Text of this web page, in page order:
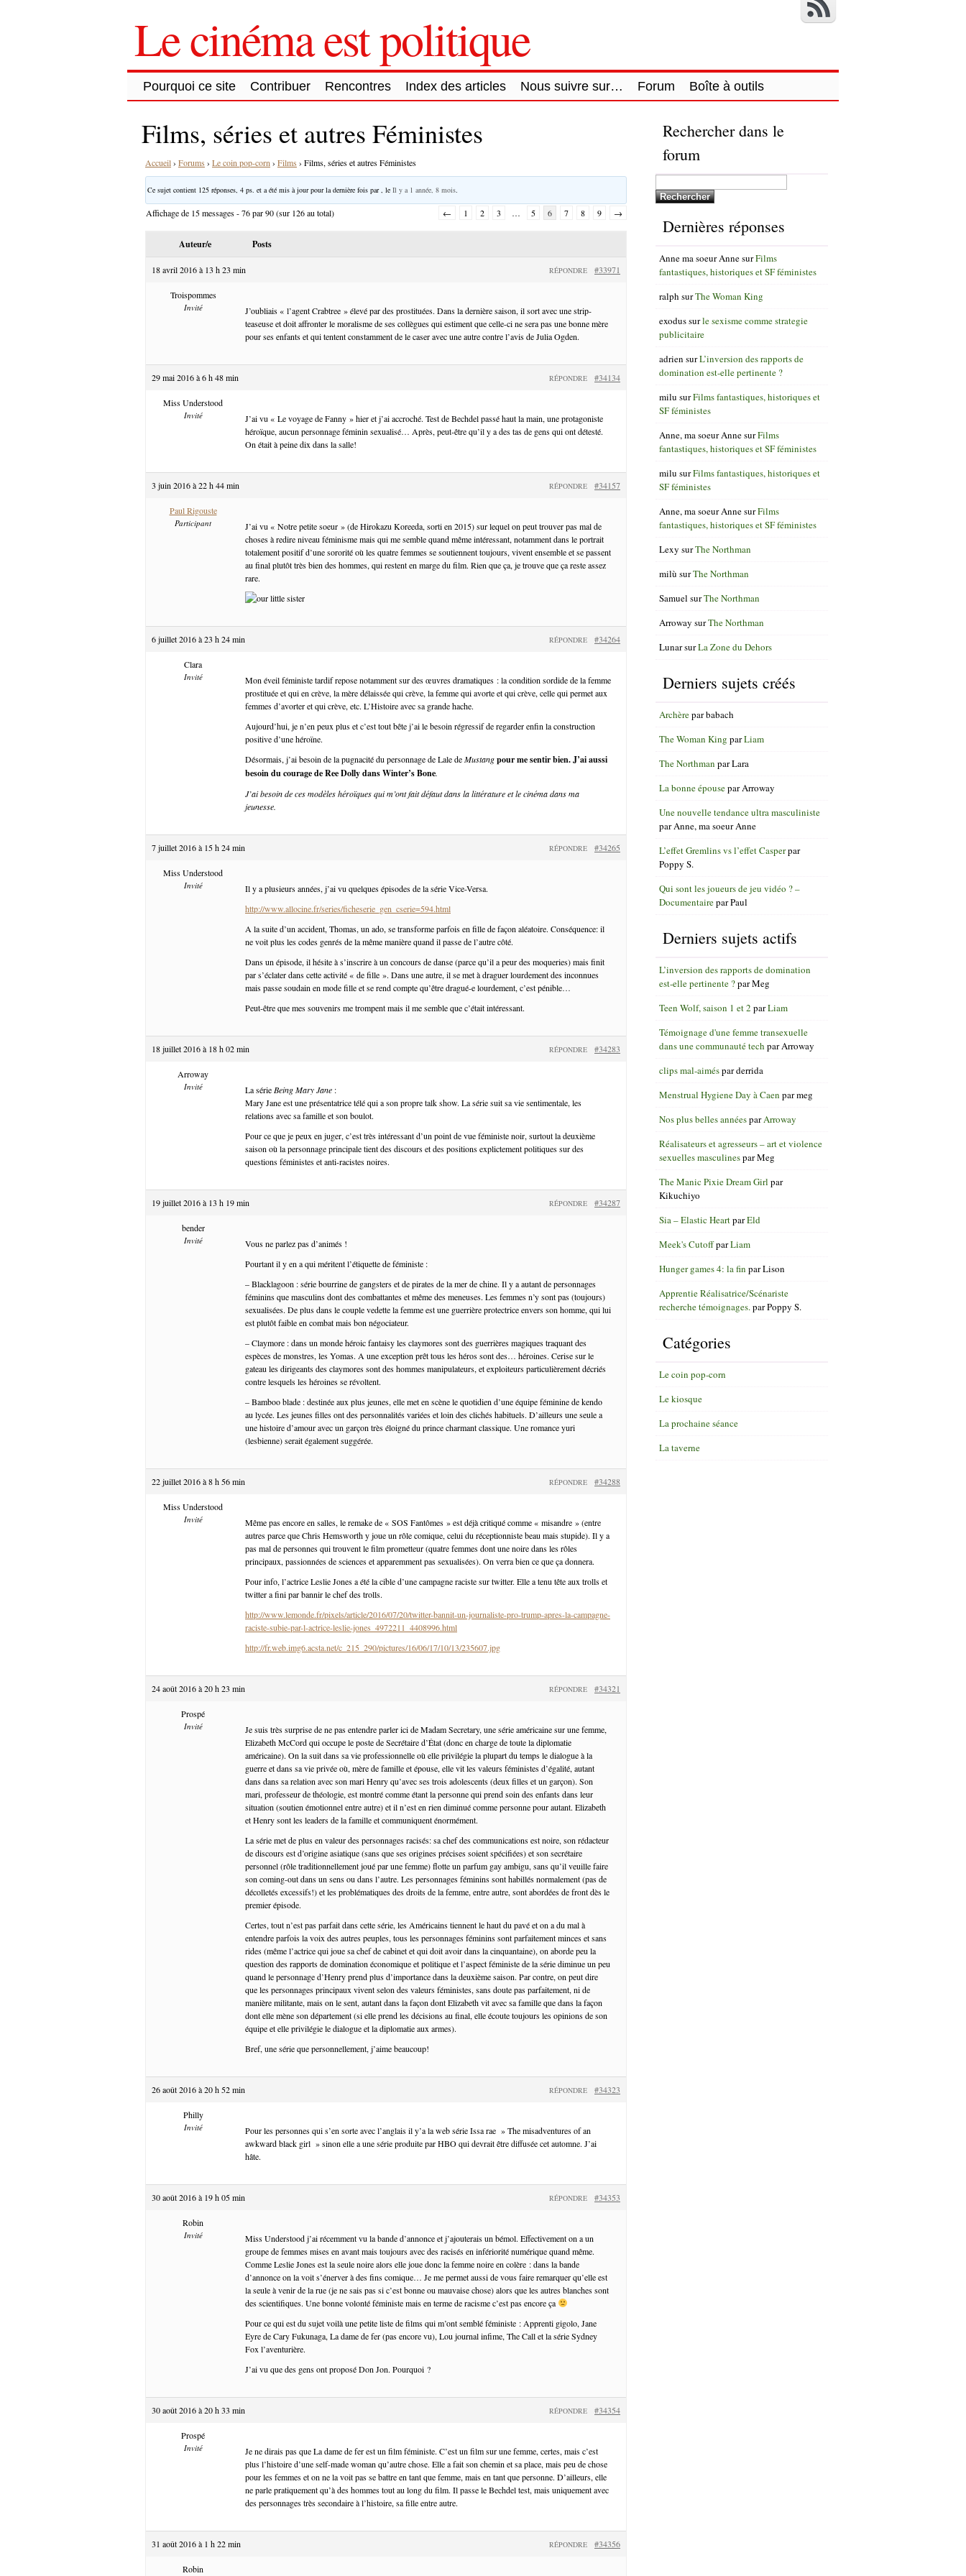
Le cinéma est politique
Pourquoi ce site Contribuer Rencontres Index des articles Nous suivre sur… Forum Boîte à outils
Films, séries et autres Féministes
Accueil› Forums › Le coin pop-corn › Films › Films, séries et autres Féministes
Ce sujet contient 125 réponses, 4 ps. et a été mis à jour pour la dernière fois par , le Il y a 1 année, 8 mois
Affichage de 15 messages - 76 par 90 (sur 126 au total) ← 1 2 3 … 5 6 7 8 9 →
Auteur/e Posts
18 avril 2016 à 13 h 23 min #33971
RÉPONDRE
Troispommes
Invité
J’oubliais « l’agent Crabtree » élevé par des prostituées. Dans la dernière saison, il sort avec une strip-
teaseuse et doit affronter le moralisme de ses collègues qui estiment que celle-ci ne sera pas une bonne mère
pour ses enfants et qui tentent constamment de le caser avec une autre contre l’avis de Julia Ogden.
29 mai 2016 à 6 h 48 min #34134
RÉPONDRE
Miss Understood
Invité
J’ai vu « Le voyage de Fanny » hier et j’ai accroché. Test de Bechdel passé haut la main, une protagoniste
héroïque, aucun personnage féminin sexualisé… Après, peut-être qu’il y a des tas de gens qui ont détesté.
On était à peine dix dans la salle!
3 juin 2016 à 22 h 44 min #34157
RÉPONDRE
Paul Rigouste
Participant
J’ai vu « Notre petite soeur » (de Hirokazu Koreeda, sorti en 2015) sur lequel on peut trouver pas mal de
choses à redire niveau féminisme mais qui me semble quand même intéressant, notamment dans le portrait
totalement positif d’une sororité où les quatre femmes se soutiennent toujours, vivent ensemble et se passent
au final plutôt très bien des hommes, qui restent en marge du film. Rien que ça, je trouve que ça reste assez
rare.
6 juillet 2016 à 23 h 24 min #34264
RÉPONDRE
Clara
Invité
Mon éveil féministe tardif repose notamment sur des œuvres dramatiques : la condition sordide de la femme
prostituée et qui en crève, la mère délaissée qui crève, la femme qui avorte et qui crève, celle qui permet aux
femmes d’avorter et qui crève, etc. L’Histoire avec sa grande hache.
Aujourd’hui, je n’en peux plus et c’est tout bête j’ai le besoin régressif de regarder enfin la construction
positive d’une héroïne.
Désormais, j’ai besoin de la pugnacité du personnage de Lale deMustangpour me sentir bien. J’ai aussi
besoin du courage de Ree Dolly dansWinter’s Bone.
J’ai besoin de ces modèles héroïques qui m’ont fait défaut dans la littérature et le cinéma dans ma
jeunesse.
7 juillet 2016 à 15 h 24 min #34265
RÉPONDRE
Miss Understood
Invité
Il y a plusieurs années, j’ai vu quelques épisodes de la série Vice-Versa.
http://www.allocine.fr/series/ficheserie_gen_cserie=594.html
A la suite d’un accident, Thomas, un ado, se transforme parfois en fille de façon aléatoire. Conséquence: il
ne voit plus les codes genrés de la même manière quand il passe de l’autre côté.
Dans un épisode, il hésite à s’inscrire à un concours de danse (parce qu’il a peur des moqueries) mais finit
par s’éclater dans cette activité « de fille ». Dans une autre, il se met à draguer lourdement des inconnues
mais passe soudain en mode fille et se rend compte qu’être dragué-e lourdement, c’est pénible…
Peut-être que mes souvenirs me trompent mais il me semble que c’était intéressant.
18 juillet 2016 à 18 h 02 min #34283
RÉPONDRE
Arroway
Invité La série Being Mary Jane :
Mary Jane est une présentatrice télé qui a son propre talk show. La série suit sa vie sentimentale, les
relations avec sa famille et son boulot.
Pour ce que je peux en juger, c’est très intéressant d’un point de vue féministe noir, surtout la deuxième
saison où la personnage principale tient des discours et des positions explictement politiques sur des
questions féministes et anti-racistes noires.
19 juillet 2016 à 13 h 19 min #34287
RÉPONDRE
bender
Invité
Vous ne parlez pas d’animés !
Pourtant il y en a qui méritent l’étiquette de féministe :
– Blacklagoon : série bourrine de gangsters et de pirates de la mer de chine. Il y a autant de personnages
féminins que masculins dont des combattantes et même des meneuses. Les femmes n’y sont pas (toujours)
sexualisées. De plus dans le couple vedette la femme est une guerrière protectrice envers son homme, qui lui
est plutôt faible en combat mais bon négociateur.
– Claymore : dans un monde héroic fantaisy les claymores sont des guerrières magiques traquant des
espèces de monstres, les Yomas. A une exception prêt tous les héros sont des… héroines. Cerise sur le
gateau les dirigeants des claymores sont des hommes manipulateurs, et exploiteurs particulièrement décriés
contre lesquels les héroines se révoltent.
– Bamboo blade : destinée aux plus jeunes, elle met en scène le quotidien d’une équipe féminine de kendo
au lycée. Les jeunes filles ont des personnalités variées et loin des clichés habituels. D’ailleurs une seule a
une histoire d’amour avec un garçon très éloigné du prince charmant classique. Une romance yuri
(lesbienne) serait également suggérée.
22 juillet 2016 à 8 h 56 min #34288
RÉPONDRE
Miss Understood
Invité
Même pas encore en salles, le remake de « SOS Fantômes » est déjà critiqué comme « misandre » (entre
autres parce que Chris Hemsworth y joue un rôle comique, celui du réceptionniste beau mais stupide). Il y a
pas mal de personnes qui trouvent le film prometteur (quatre femmes dont une noire dans les rôles
principaux, passionnées de sciences et apparemment pas sexualisées). On verra bien ce que ça donnera.
Pour info, l’actrice Leslie Jones a été la cible d’une campagne raciste sur twitter. Elle a tenu tête aux trolls et
twitter a fini par bannir le chef des trolls.
http://www.lemonde.fr/pixels/article/2016/07/20/twitter-bannit-un-journaliste-pro-trump-apres-la-campagne-
raciste-subie-par-l-actrice-leslie-jones_4972211_4408996.html
http://fr.web.img6.acsta.net/c_215_290/pictures/16/06/17/10/13/235607.jpg
24 août 2016 à 20 h 23 min #34321
RÉPONDRE
Prospé
Invité
Je suis très surprise de ne pas entendre parler ici de Madam Secretary, une série américaine sur une femme,
Elizabeth McCord qui occupe le poste de Secrétaire d’État (donc en charge de toute la diplomatie
américaine). On la suit dans sa vie professionnelle où elle privilégie la plupart du temps le dialogue à la
guerre et dans sa vie privée où, mère de famille et épouse, elle vit les valeurs féministes d’égalité, autant
dans dans sa relation avec son mari Henry qu’avec ses trois adolescents (deux filles et un garçon). Son
mari, professeur de théologie, est montré comme étant la personne qui prend soin des enfants dans leur
situation (soutien émotionnel entre autre) et il n’est en rien diminué comme personne pour autant. Elizabeth
et Henry sont les leaders de la famille et communiquent énormément.
La série met de plus en valeur des personnages racisés: sa chef des communications est noire, son rédacteur
de discours est d’origine asiatique (sans que ses origines précises soient spécifiées) et son secrétaire
personnel (rôle traditionnellement joué par une femme) flotte un parfum gay ambigu, sans qu’il veuille faire
son coming-out dans un sens ou dans l’autre. Les personnages féminins sont habillés normalement (pas de
décolletés excessifs!) et les problématiques des droits de la femme, entre autre, sont abordées de front dès le
premier épisode.
Certes, tout n’est pas parfait dans cette série, les Américains tiennent le haut du pavé et on a du mal à
entendre parfois la voix des autres peuples, tous les personnages féminins sont parfaitement minces et sans
rides (même l’actrice qui joue sa chef de cabinet et qui doit avoir dans la cinquantaine), on aborde peu la
question des rapports de domination économique et politique et l’aspect féministe de la série diminue un peu
quand le personnage d’Henry prend plus d’importance dans la deuxième saison. Par contre, on peut dire
que les personnages principaux vivent selon des valeurs féministes, sans doute pas parfaitement, ni de
manière militante, mais on le sent, autant dans la façon dont Elizabeth vit avec sa famille que dans la façon
dont elle mène son département (si elle prend les décisions au final, elle écoute toujours les opinions de son
équipe et elle privilégie le dialogue et la diplomatie aux armes).
Bref, une série que personnellement, j’aime beaucoup!
26 août 2016 à 20 h 52 min #34323
RÉPONDRE
Philly
Invité
Pour les personnes qui s’en sorte avec l’anglais il y’a la web série Issa rae » The misadventures of an
awkward black girl » sinon elle a une série produite par HBO qui devrait être diffusée cet automne. J’ai
hâte.
30 août 2016 à 19 h 05 min #34353
RÉPONDRE
Robin
Invité
Miss Understood j’ai récemment vu la bande d’annonce et j’ajouterais un bémol. Effectivement on a un
groupe de femmes mises en avant mais toujours avec des racisés en infériorité numérique quand même.
Comme Leslie Jones est la seule noire alors elle joue donc la femme noire en colère : dans la bande
d’annonce on la voit s’énerver à des fins comique… Je me permet aussi de vous faire remarquer qu’elle est
la seule à venir de la rue (je ne sais pas si c’est bonne ou mauvaise chose) alors que les autres blanches sont
des scientifiques. Une bonne volonté féministe mais en terme de racisme c’est pas encore ça
Pour ce qui est du sujet voilà une petite liste de films qui m’ont semblé féministe : Apprenti gigolo, Jane
Eyre de Cary Fukunaga, La dame de fer (pas encore vu), Lou journal infime, The Call et la série Sydney
Fox l’aventurière.
J’ai vu que des gens ont proposé Don Jon. Pourquoi ?
30 août 2016 à 20 h 33 min #34354
RÉPONDRE
Prospé
Invité
Je ne dirais pas que La dame de fer est un film féministe. C’est un film sur une femme, certes, mais c’est
plus l’histoire d’une self-made woman qu’autre chose. Elle a fait son chemin et sa place, mais peu de chose
pour les femmes et on ne la voit pas se battre en tant que femme, mais en tant que personne. D’ailleurs, elle
ne parle pratiquement qu’à des hommes tout au long du film. Il passe le Bechdel test, mais uniquement avec
des personnages très secondaire à l’histoire, sa fille entre autre.
31 août 2016 à 1 h 22 min #34356
RÉPONDRE
Robin
Rechercher dans le
forum
Dernières réponses
Anne ma soeur AnnesurFilms
fantastiques, historiques et SF féministes
ralph surThe Woman King
exodussurle sexisme comme strategie
publicitaire
adrien surL’inversion des rapports de
domination est-elle pertinente ?
milu surFilms fantastiques, historiques et
SF féministes
Anne, ma soeur AnnesurFilms
fantastiques, historiques et SF féministes
milu surFilms fantastiques, historiques et
SF féministes
Anne, ma soeur AnnesurFilms
fantastiques, historiques et SF féministes
Lexy surThe Northman
milù surThe Northman
Samuel surThe Northman
Arroway surThe Northman
LunarsurLa Zone du Dehors
Derniers sujets créés
Archèreparbabach
The Woman King parLiam
The Northman parLara
La bonne épouseparArroway
Une nouvelle tendance ultra masculiniste
parAnne, ma soeur Anne
L’effet Gremlins vs l’effet Casperpar
Poppy S.
Qui sont les joueurs de jeu vidéo ? –
DocumentaireparPaul
Derniers sujets actifs
L’inversion des rapports de domination
est-elle pertinente ?parMeg
Teen Wolf, saison 1 et 2 parLiam
Témoignage d'une femme transexuelle
dans une communauté tech parArroway
clips mal-aimésparderrida
Menstrual Hygiene Day à Caen parmeg
Nos plus belles annéesparArroway
Réalisateurs et agresseurs – art et violence
sexuelles masculinesparMeg
The Manic Pixie Dream Girl par
Kikuchiyo
Sia – Elastic HeartparEld
Meek's CutoffparLiam
Hunger games 4: la fin parLison
Apprentie Réalisatrice/Scénariste
recherche témoignages. parPoppy S.
Catégories
Le coin pop-corn
Le kiosque
La prochaine séance
La taverne